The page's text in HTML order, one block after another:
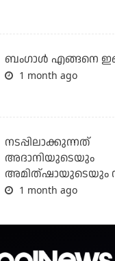
ബം​ഗാൾ എങ്ങനെ
1 month ago
നടപ്പിലാക്കുന്നത്
അദാനിയുടെയും
അമിത്ഷായുടെയും
1 month ago